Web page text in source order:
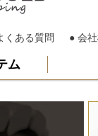
くある質問 会
ム